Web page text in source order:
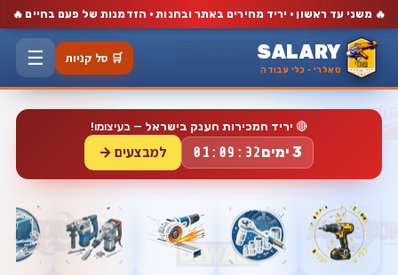
🔥 משני עד ראשון · יריד מחירים באתר ובחנות · הזדמנות של פעם בחיים🔥
SALARY
סאלרי · כלי עבודה
🛒 סל קניות ☰
🔴 יריד המכירות הענק בישראל — בעיצומו!
3 ימים 01:09:32 למבצעים →